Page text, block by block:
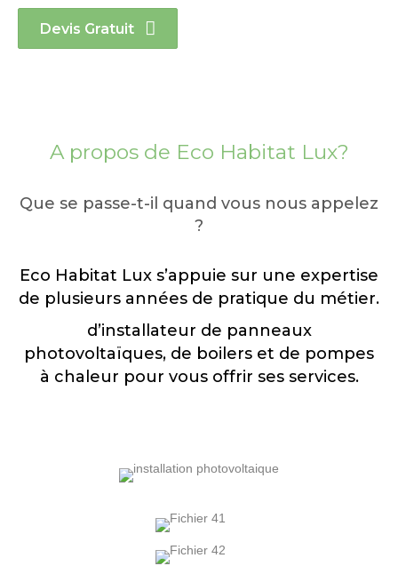
Devis Gratuit
A propos de Eco Habitat Lux?
Que se passe-t-il quand vous nous appelez
?
Eco Habitat Lux s’appuie sur une expertise
de plusieurs années de pratique du métier.
d’installateur de panneaux
photovoltaïques, de boilers et de pompes
à chaleur pour vous offrir ses services.